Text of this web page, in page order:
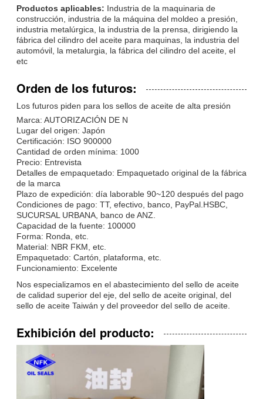
Productos aplicables: Industria de la maquinaria de
construcción, industria de la máquina del moldeo a presión,
industria metalúrgica, la industria de la prensa, dirigiendo la
fábrica del cilindro del aceite para maquinas, la industria del
automóvil, la metalurgia, la fábrica del cilindro del aceite, el
etc
Orden de los futuros:
Los futuros piden para los sellos de aceite de alta presión
Marca: AUTORIZACIÓN DE N
Lugar del origen: Japón
Certificación: ISO 900000
Cantidad de orden mínima: 1000
Precio: Entrevista
Detalles de empaquetado: Empaquetado original de la fábrica
de la marca
Plazo de expedición: día laborable 90~120 después del pago
Condiciones de pago: TT, efectivo, banco, PayPal.HSBC,
SUCURSAL URBANA, banco de ANZ.
Capacidad de la fuente: 100000
Forma: Ronda, etc.
Material: NBR FKM, etc.
Empaquetado: Cartón, plataforma, etc.
Funcionamiento: Excelente
Nos especializamos en el abastecimiento del sello de aceite
de calidad superior del eje, del sello de aceite original, del
sello de aceite Taiwán y del proveedor del sello de aceite.
Exhibición del producto: